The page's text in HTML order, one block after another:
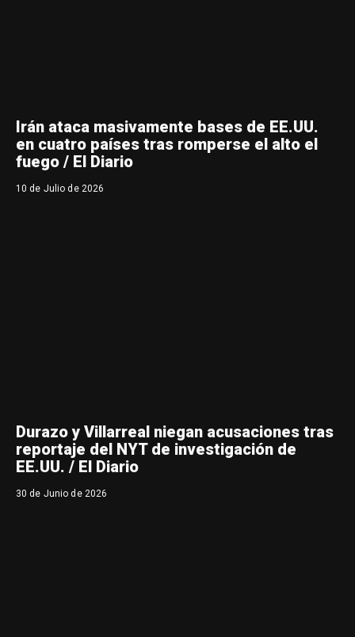
Irán ataca masivamente bases de EE.UU.
en cuatro países tras romperse el alto el
fuego / El Diario
10 de Julio de 2026
Durazo y Villarreal niegan acusaciones tras
reportaje del NYT de investigación de
EE.UU. / El Diario
30 de Junio de 2026